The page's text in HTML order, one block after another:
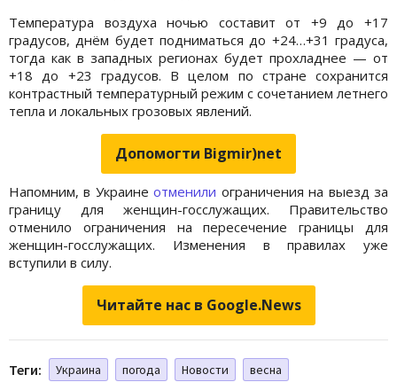
Температура воздуха ночью составит от +9 до +17
градусов, днём будет подниматься до +24…+31 градуса,
тогда как в западных регионах будет прохладнее — от
+18 до +23 градусов. В целом по стране сохранится
контрастный температурный режим с сочетанием летнего
тепла и локальных грозовых явлений.
Допомогти Bigmir)net
Напомним, в Украинеотменили ограничения на выезд за
границу для женщин-госслужащих. Правительство
отменило ограничения на пересечение границы для
женщин-госслужащих. Изменения в правилах уже
вступили в силу.
Читайте нас в Google.News
Теги: Украина погода Новости весна